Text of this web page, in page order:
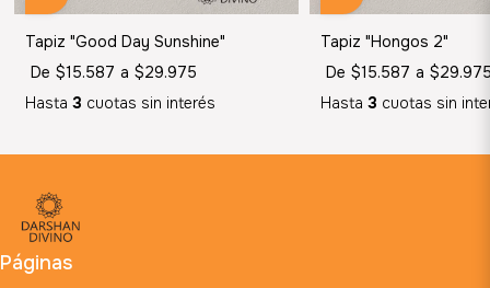
Tapiz "Good Day Sunshine"
De $15.587 a $29.975
Hasta 3 cuotas sin interés
Tapiz "Hongos 2"
De $15.587 a
Hasta3 cuotas sin
Páginas